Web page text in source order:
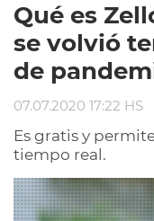
Qué es
se volvió
de
07.07.2020 17:22 HS
Es gratis y
tiempo real.